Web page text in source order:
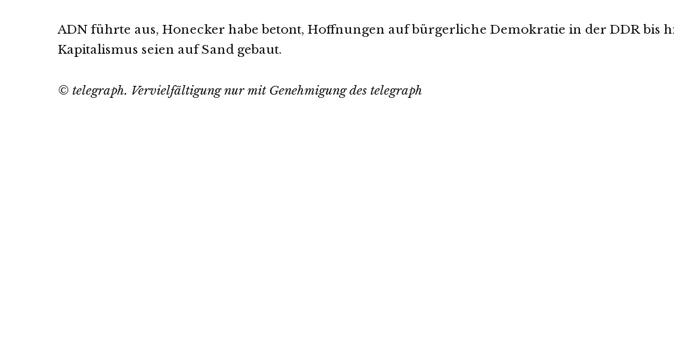
ADN führte aus, Honecker habe betont, Hoffnungen auf bürgerliche Demokratie in der DDR bis
Kapitalismus seien auf Sand gebaut.
© telegraph. Vervielfältigung nur mit Genehmigung des telegraph